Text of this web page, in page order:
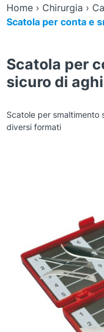
Home› Chirurgia ›
Scatola per conta e
Scatola per
sicuro di
Scatole per smaltimento
diversi formati